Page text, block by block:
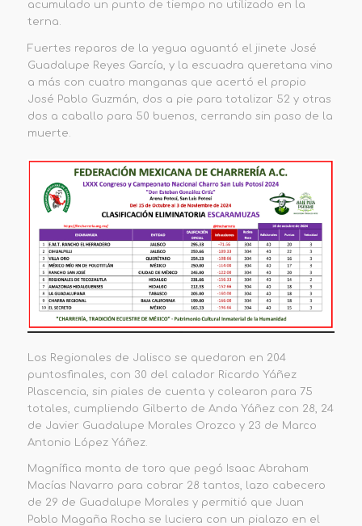
acumulado un punto de tiempo no utilizado en la
terna.
Fuertes reparos de la yegua aguantó el jinete José
Guadalupe Reyes García, y la escuadra queretana vino
a más con cuatro manganas que acertó el propio
José Pablo Guzmán, dos a pie para totalizar 52 y otras
dos a caballo para 50 buenos, cerrando sin paso de la
muerte.
Los Regionales de Jalisco se quedaron en 204
puntosfinales , con 30 del calador Ricardo Yáñez
Plascencia, sin piales de cuenta y colearon para 75
totales, cumpliendo Gilberto de Anda Yáñez con 28, 24
de Javier Guadalupe Morales Orozco y 23 de Marco
Antonio López Yáñez.
Magnífica monta de toro que pegó Isaac Abraham
Macías Navarro para cobrar 28 tantos, lazo cabecero
de 29 de Guadalupe Morales y permitió que Juan
Pablo Magaña Rocha se luciera con un pialazo en el